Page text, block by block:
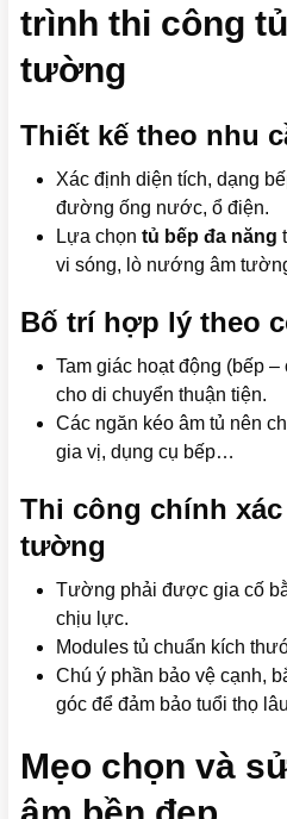
trình thi công
tường
Thiết kế theo nhu
Xác định diện tích, dạng
đường ống nước, ổ điện.
Lựa chọn tủ bếp đa năng
vi sóng, lò nướng âm
Bố trí hợp lý theo
Tam giác hoạt động (bếp
cho di chuyển thuận tiện.
Các ngăn kéo âm tủ nên
gia vị, dụng cụ bếp…
Thi công chính
tường
Tường phải được gia cố
chịu lực.
Modules tủ chuẩn kích
Chú ý phần bảo vệ cạnh,
góc để đảm bảo tuổi thọ
Mẹo chọn và